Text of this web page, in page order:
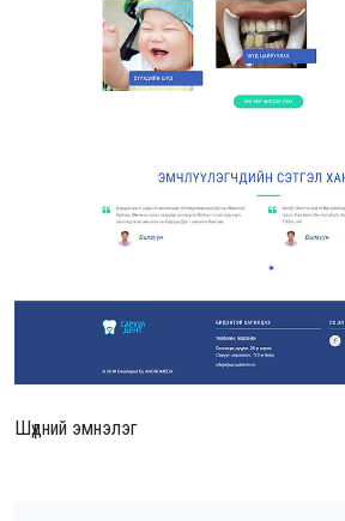
Шүдний эмнэлэг